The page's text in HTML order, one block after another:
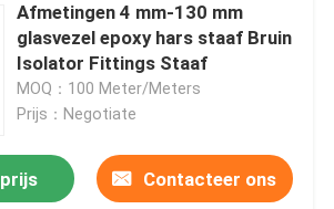
Afmetingen 4 mm-130 mm
glasvezel epoxy hars staaf Bruin
Isolator Fittings Staaf
MOQ：100 Meter/Meters
Prijs：Negotiate
Contacteer ons